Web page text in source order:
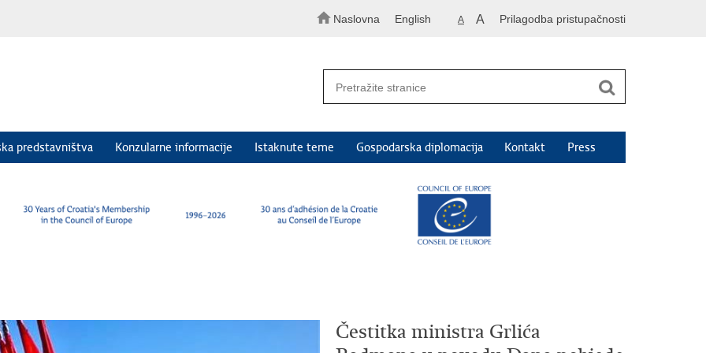
Naslovna English A A Prilagodba pristupačnosti
predstavništva Konzularne informacije Istaknute teme Gospodarska diplomacija Kontakt Press
Čestitka ministra Grlića